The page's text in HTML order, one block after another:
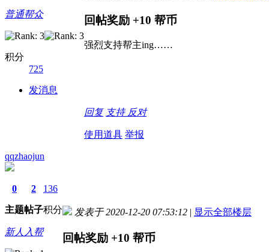
普通帮众
积分
725
发消息
回帖奖励 +10 帮币
强烈支持帮主ing……
回复 支持 反对
使用道具 举报
qqzhaojun
0
主题
2
帖子
136
积分
新人入帮
发表于 2020-12-20 07:53:12 | 显示全部楼层
回帖奖励 +10 帮币